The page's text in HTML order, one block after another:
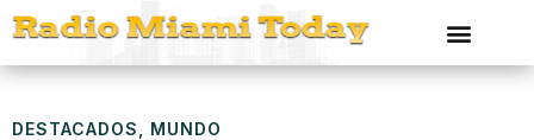
DESTACADOS MUNDO